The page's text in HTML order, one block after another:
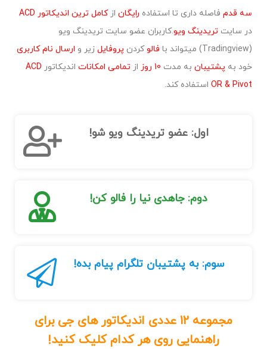
سه قدم فاصله داری تا استفاده رایگان ازکامل ترین اندیکاتور ACD
در سایت تریدینگ ویو.کاربران عضو سایت تریدینگ ویو
(Tradingview) میتواند با
فالوکردن پروفایل زیر و ارسال نام کاربری
خود به پشتیبان به مدت 10 روز از تمامی امکانات اندیکاتور ACD
OR & Pivot استفاده کند.
اول: عضو تریدینگ ویو شو!
دوم: جاهدی نیا را فالو کن!
سوم: به پشتیبان تلگرام پیام بده!
مجموعه 12 عددی اندیکاتور های جی برای
راهنمایی روی هر کدام کلیک کنید!